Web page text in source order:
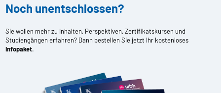
Noch unentschlossen?
Sie wollen mehr zu Inhalten, Perspektiven, Zertifikatskursen und
Studiengängen erfahren? Dann bestellen Sie jetzt Ihr kostenloses
Infopaket.